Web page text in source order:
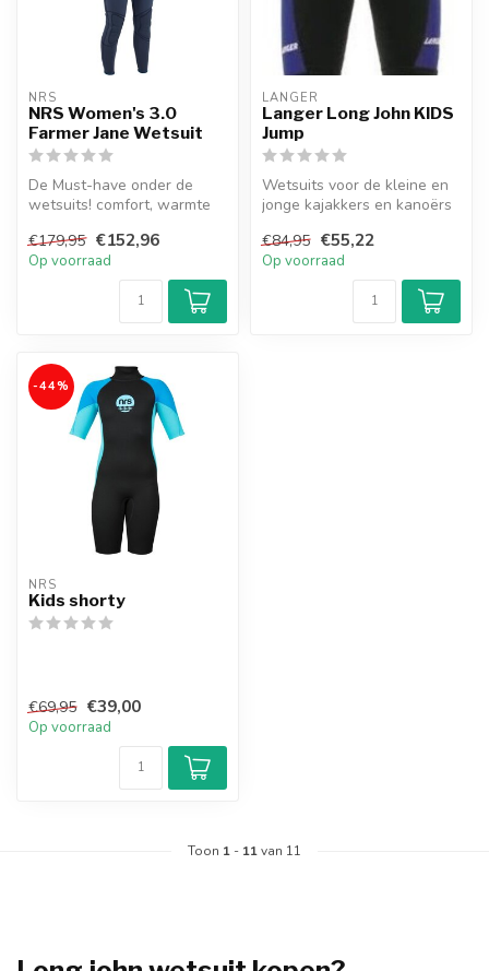
NRS
NRS Women's 3.0
Farmer Jane Wetsuit
De Must-have onder de
wetsuits! comfort, warmte
mouwloze desi...
€179,95 €152,96
Op voorraad
LANGER
Langer Long John KIDS
Jump
Wetsuits voor de kleine en
jonge kajakkers en kanoërs
€84,95 €55,22
Op voorraad
-44%
NRS
Kids shorty
€69,95 €39,00
Op voorraad
Toon 1 - 11van 11